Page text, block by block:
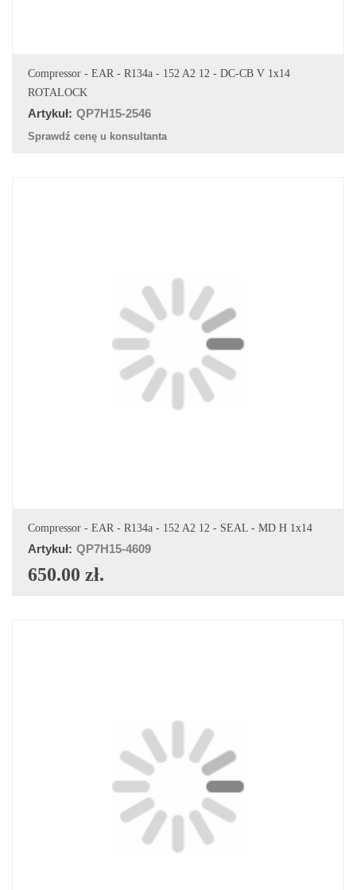
DODAJ DO KOSZYKA
Compressor - EAR - R134a - 152 A2 12 - DC-CB V 1x14
ROTALOCK
Artykuł: QP7H15-2546
Sprawdź cenę u konsultanta
DODAJ DO KOSZYKA
Compressor - EAR - R134a - 152 A2 12 - SEAL - MD H 1x14
Artykuł: QP7H15-4609
650.00 zł.